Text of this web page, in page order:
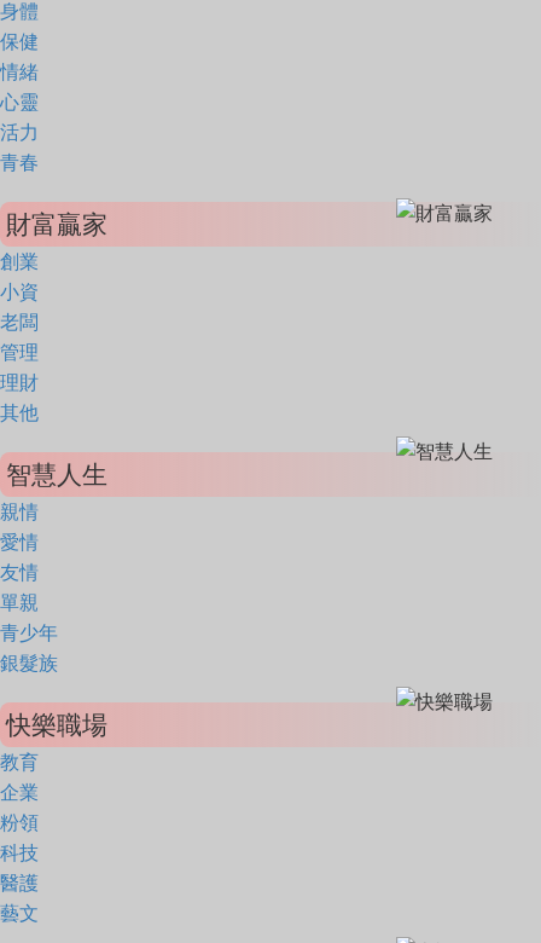
身體
保健
情緒
心靈
活力
青春
財富贏家
創業
小資
老闆
管理
理財
其他
智慧人生
親情
愛情
友情
單親
青少年
銀髮族
快樂職場
教育
企業
粉領
科技
醫護
藝文